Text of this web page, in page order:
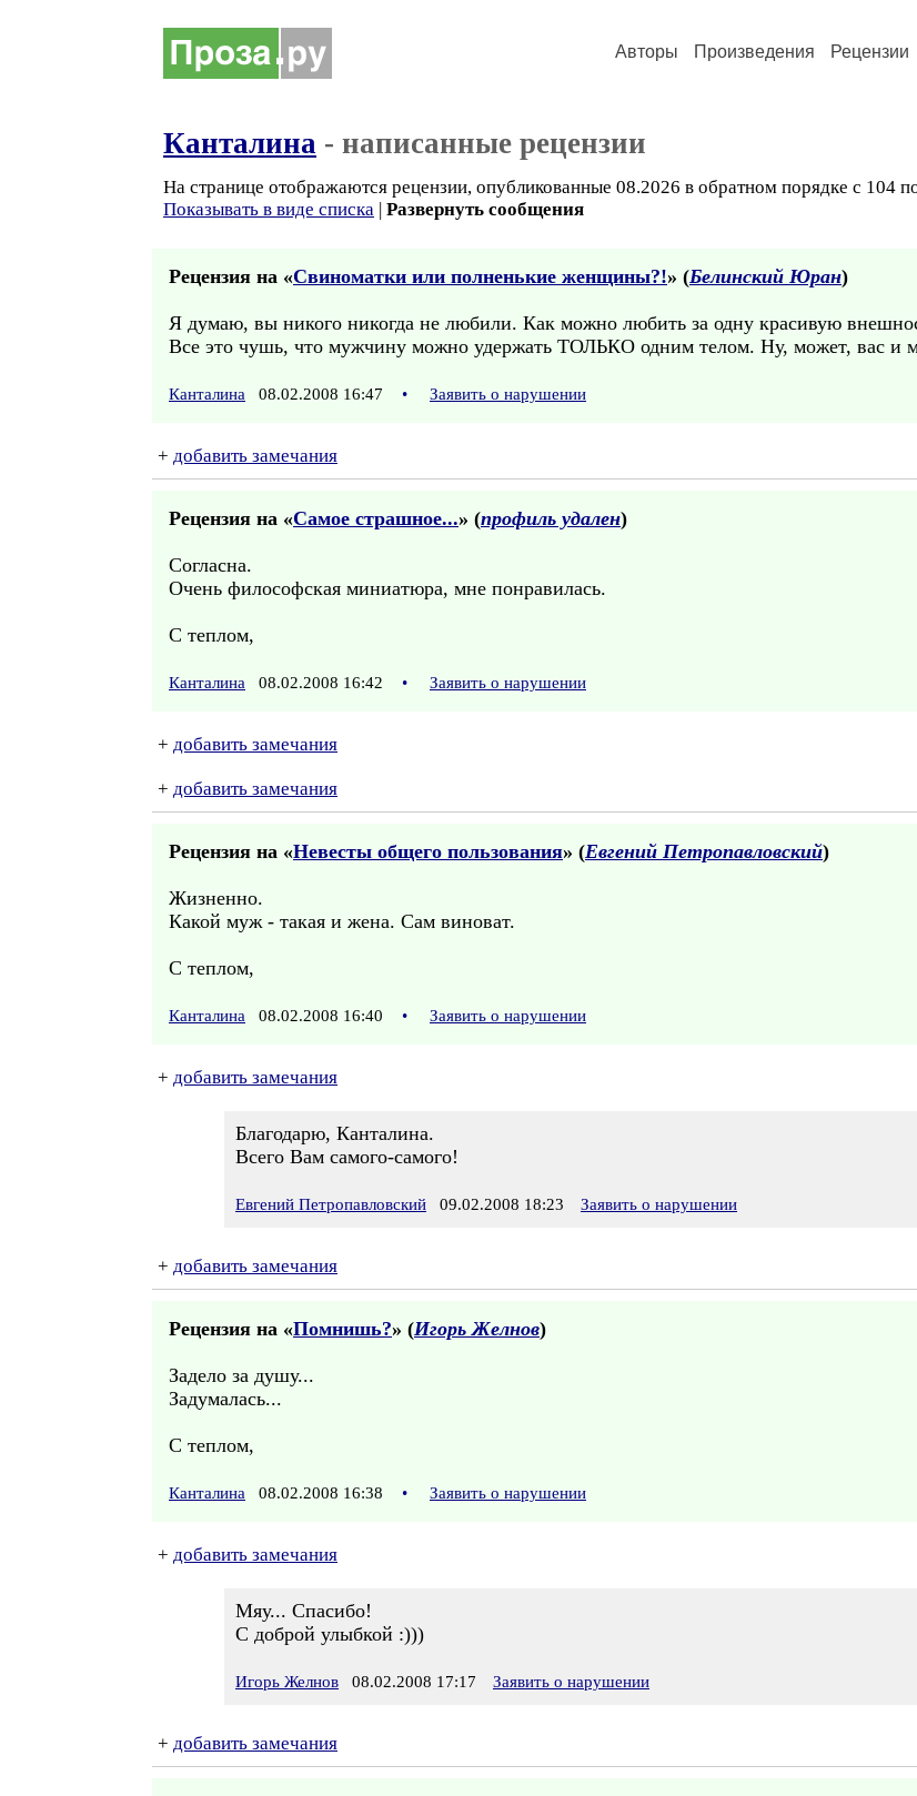
Авторы Произведения Рецензии
Канталина - написанные рецензии
На странице отображаются рецензии, опубликованные 08.2026 в обратном порядке с 104
Показывать в виде списка | Развернуть сообщения
Рецензия на «Свиноматки или полненькие женщины?!» (Белинский Юран)
Я думаю, вы никого никогда не любили. Как можно любить за одну красивую
Все это чушь, что мужчину можно удержать ТОЛЬКО одним телом. Ну, может, вас и
Канталина 08.02.2008 16:47 • Заявить о нарушении
+ добавить замечания
Рецензия на «Самое страшное...» (профиль удален)
Согласна.
Очень философская миниатюра, мне понравилась.
С теплом,
Канталина 08.02.2008 16:42 • Заявить о нарушении
+ добавить замечания
+ добавить замечания
Рецензия на «Невесты общего пользования» (Евгений Петропавловский)
Жизненно.
Какой муж - такая и жена. Сам виноват.
С теплом,
Канталина 08.02.2008 16:40 • Заявить о нарушении
+ добавить замечания
Благодарю, Канталина.
Всего Вам самого-самого!
Евгений Петропавловский 09.02.2008 18:23 Заявить о нарушении
+ добавить замечания
Рецензия на «Помнишь?» (Игорь Желнов)
Задело за душу...
Задумалась...
С теплом,
Канталина 08.02.2008 16:38 • Заявить о нарушении
+ добавить замечания
Мяу... Спасибо!
С доброй улыбкой :)))
Игорь Желнов 08.02.2008 17:17 Заявить о нарушении
+ добавить замечания